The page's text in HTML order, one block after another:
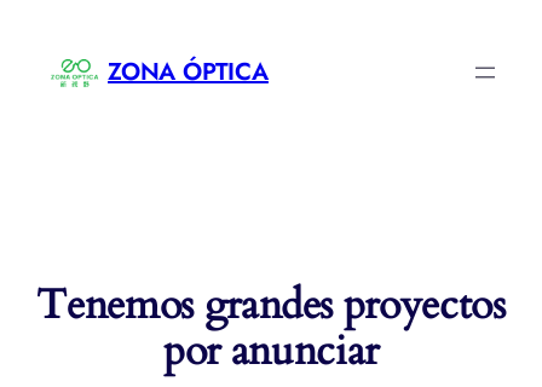
ZONA ÓPTICA
Tenemos grandes proyectos
por anunciar